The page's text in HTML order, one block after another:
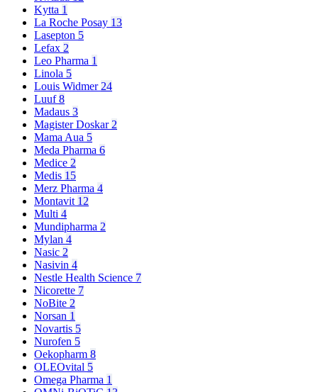
Kytta 1
La Roche Posay 13
Lasepton 5
Lefax 2
Leo Pharma 1
Linola 5
Louis Widmer 24
Luuf8
Madaus 3
Magister Doskar 2
Mama Aua 5
Meda Pharma 6
Medice 2
Medis 15
Merz Pharma 4
Montavit 12
Multi 4
Mundipharma 2
Mylan 4
Nasic 2
Nasivin 4
Nestle Health Science 7
Nicorette 7
NoBite 2
Norsan 1
Novartis 5
Nurofen 5
Oekopharm 8
OLEOvital 5
Omega Pharma 1